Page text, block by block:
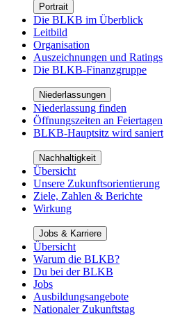
Portrait
Die BLKB im Überblick
Leitbild
Organisation
Auszeichnungen und Ratings
Die BLKB-Finanzgruppe
Niederlassungen
Niederlassung finden
Öffnungszeiten an Feiertagen
BLKB-Hauptsitz wird saniert
Nachhaltigkeit
Übersicht
Unsere Zukunftsorientierung
Ziele, Zahlen & Berichte
Wirkung
Jobs & Karriere
Übersicht
Warum die BLKB?
Du bei der BLKB
Jobs
Ausbildungsangebote
Nationaler Zukunftstag